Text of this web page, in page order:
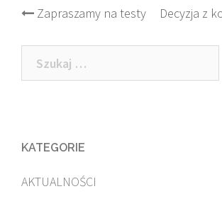
Post
navigation
Zapraszamy na testy Decyzja z
Szukaj:
KATEGORIE
AKTUALNOŚCI